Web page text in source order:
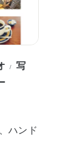
/写
ハンド